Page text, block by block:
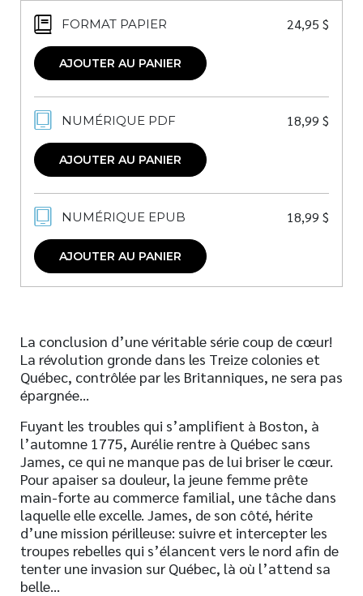
FORMAT PAPIER 24,95 $
AJOUTER AU PANIER
NUMÉRIQUE PDF 18,99 $
AJOUTER AU PANIER
NUMÉRIQUE EPUB 18,99 $
AJOUTER AU PANIER
La conclusion d’une véritable série coup de cœur!
La révolution gronde dans les Treize colonies et
Québec, contrôlée par les Britanniques, ne sera pas
épargnée…
Fuyant les troubles qui s’amplifient à Boston, à
l’automne 1775, Aurélie rentre à Québec sans
James, ce qui ne manque pas de lui briser le cœur.
Pour apaiser sa douleur, la jeune femme prête
main-forte au commerce familial, une tâche dans
laquelle elle excelle. James, de son côté, hérite
d’une mission périlleuse: suivre et intercepter les
troupes rebelles qui s’élancent vers le nord afin de
tenter une invasion sur Québec, là où l’attend sa
belle…